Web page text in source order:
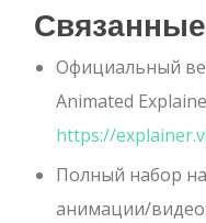
Официальный
Animated
https://
Полный набор
анимации/видео: